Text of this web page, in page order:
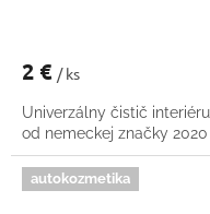
2 € / ks
Univerzálny čistič
od nemeckej značky 2020
autokozmetika